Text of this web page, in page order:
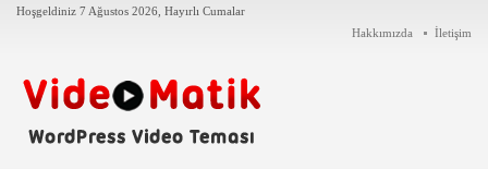
Hoşgeldiniz 7 Ağustos 2026, Hayırlı Cumalar
Hakkımızda
İletişim